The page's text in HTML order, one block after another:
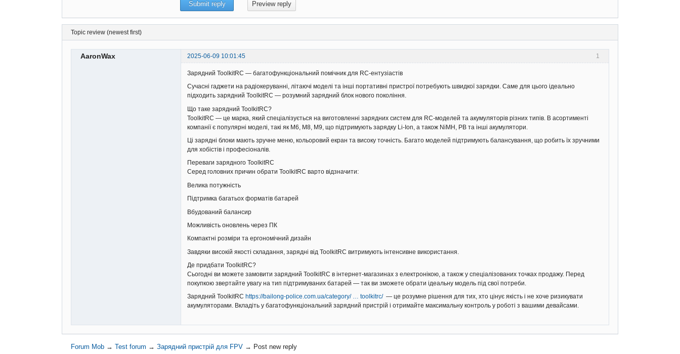
Topic review (newest first)
1
AaronWax 2025-06-09 10:01:45
Зарядний ToolkitRC — багатофункціональний помічник для RC-ентузіастів
Сучасні гаджети на радіокеруванні, літаючі моделі та інші портативні пристрої потребують швидкої зарядки. Саме для цього ідеально
підходить зарядний ToolkitRC — розумний зарядний блок нового покоління.
Що таке зарядний ToolkitRC?
ToolkitRC — це марка, який спеціалізується на виготовленні зарядних систем для RC-моделей та акумуляторів різних типів. В асортименті
компанії є популярні моделі, такі як M6, M8, M9, що підтримують зарядку Li-Ion, а також NiMH, PB та інші акумулятори.
Ці зарядні блоки мають зручне меню, кольоровий екран та високу точність. Багато моделей підтримують балансування, що робить їх зручними
для хобістів і професіоналів.
Переваги зарядного ToolkitRC
Серед головних причин обрати ToolkitRC варто відзначити:
Велика потужність
Підтримка багатьох форматів батарей
Вбудований балансир
Можливість оновлень через ПК
Компактні розміри та ергономічний дизайн
Завдяки високій якості складання, зарядні від ToolkitRC витримують інтенсивне використання.
Де придбати ToolkitRC?
Сьогодні ви можете замовити зарядний ToolkitRC в інтернет-магазинах з електронікою, а також у спеціалізованих точках продажу. Перед
покупкою звертайте увагу на тип підтримуваних батарей — так ви зможете обрати ідеальну модель під свої потреби.
Зарядний ToolkitRC https://bailong-police.com.ua/category/ … toolkitrc/— це розумне рішення для тих, хто цінує якість і не хоче ризикувати
акумуляторами. Вкладіть у багатофункціональний зарядний пристрій і отримайте максимальну контроль у роботі з вашими девайсами.
Forum Mob →Test forum →Зарядний пристрій для FPV → Post new reply